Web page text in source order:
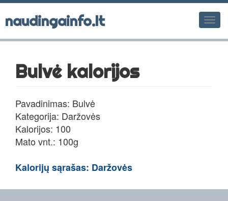
naudingainfo.lt
Bulvė kalorijos
Pavadinimas: Bulvė
Kategorija: Daržovės
Kalorijos: 100
Mato vnt.: 100g
Kalorijų sąrašas: Daržovės